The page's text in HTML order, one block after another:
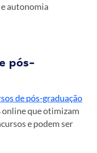
autonomia
pós-
de pós-graduação
online que otimizam
e podem ser